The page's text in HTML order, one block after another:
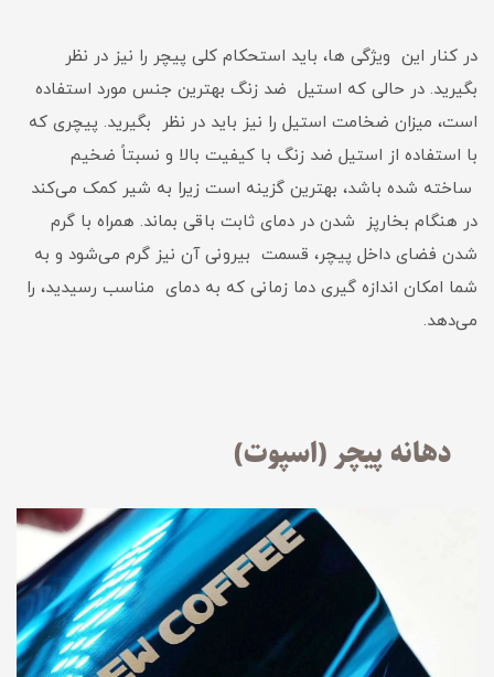
در کنار این ویژگی ها، باید استحکام کلی پیچر را نیز در نظر
بگیرید. در حالی که استیل ضد زنگ بهترین جنس مورد استفاده
است، میزان ضخامت استیل را نیز باید در نظر بگیرید. پیچری که
با استفاده از استیل ضد زنگ با کیفیت بالا و نسبتاً ضخیم
ساخته شده باشد، بهترین گزینه است زیرا به شیر کمک می‌کند
در هنگام بخارپز شدن در دمای ثابت باقی بماند. همراه با گرم
شدن فضای داخل پیچر، قسمت بیرونی آن نیز گرم می‌شود و به
شما امکان اندازه گیری دما زمانی که به دمای مناسب رسیدید، را
می­‌دهد.
دهانه پیچر (اسپوت)